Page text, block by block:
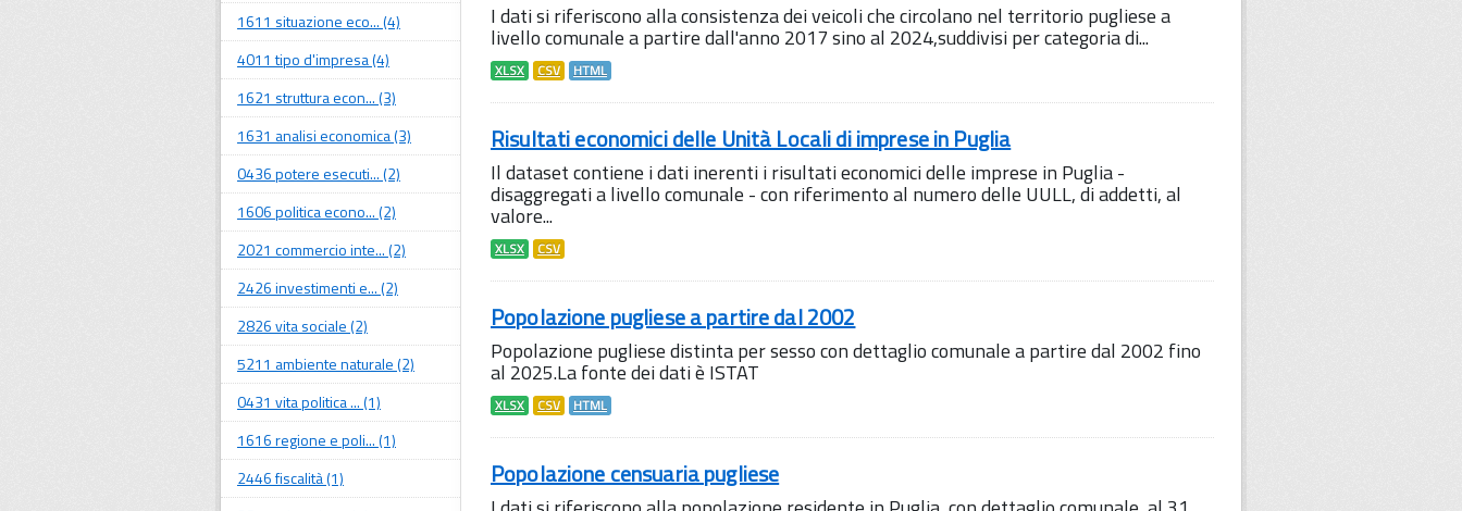
I dati si riferiscono alla consistenza dei veicoli che circolano nel territorio pugliese a
livello comunale a partire dall'anno 2017 sino al 2024,suddivisi per categoria di...
XLSX CSV HTML
Risultati economici delle Unità Locali di imprese in Puglia
Il dataset contiene i dati inerenti i risultati economici delle imprese in Puglia -
disaggregati a livello comunale - con riferimento al numero delle UULL, di addetti, al
valore...
XLSX CSV
Popolazione pugliese a partire dal 2002
Popolazione pugliese distinta per sesso con dettaglio comunale a partire dal 2002 fino
al 2025.La fonte dei dati è ISTAT
XLSX CSV HTML
Popolazione censuaria pugliese
1611 situazione eco... (4)
4011 tipo d'impresa (4)
1621 struttura econ... (3)
1631 analisi economica (3)
0436 potere esecuti... (2)
1606 politica econo... (2)
2021 commercio inte... (2)
2426 investimenti e... (2)
2826 vita sociale (2)
5211 ambiente naturale (2)
0431 vita politica ... (1)
1616 regione e poli... (1)
2446 fiscalità (1)